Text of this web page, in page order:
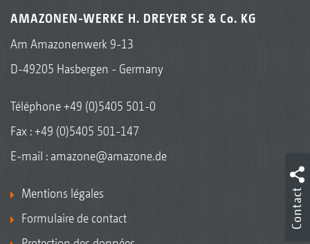
AMAZONEN-WERKE H. DREYER SE & Co. KG
Am Amazonenwerk 9-13
D-49205 Hasbergen - Germany
Téléphone+49 (0)5405 501-0
Fax : +49 (0)5405 501-147
E-mail : amazone@amazone.de
Mentions légales
Formulaire de contact
Contact